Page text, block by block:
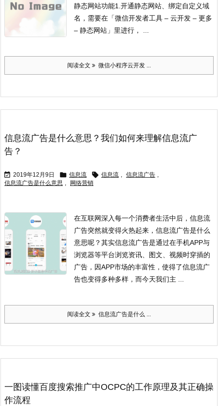
静态网站功能1.开通静态网站、绑定自定义域
名，需要在「微信开发者工具 – 云开发 – 更多
– 静态网站」里进行， ...
阅读全文 微信小程序云开发 ...
信息流广告是什么意思？我们如何来理解信息流广
告？
 2019年12月9日  信息流  信息流 , 信息流广告 ,
信息流广告是什么意思 , 网络营销
在互联网深入每一个消费者生活中后，信息流
广告突然就变得火热起来，信息流广告是什么
意思呢？其实信息流广告是通过在手机APP与
浏览器等平台浏览资讯、图文、视频时穿插的
广告，因APP市场的丰富性，使得了信息流广
告也变得多种多样，而今天我们主 ...
阅读全文 信息流广告是什么 ...
一图读懂百度搜索推广中OCPC的工作原理及其正确操
作流程